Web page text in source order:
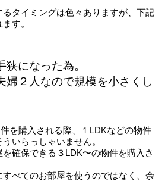
タイミングは色々ありますが、下記
す。
になった為。
２人なので規模を小さくし
を購入される際、１LDKなどの物件
いらっしゃいません。
確保できる３LDK〜の物件を購入さ
べてのお部屋を使うのではなく、余